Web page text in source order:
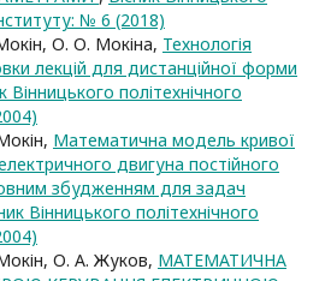
№ 6 (2018)
О. О. Мокіна, Технологія
лекцій для дистанційної форми
Вінницького політехнічного
Математична модель кривої
двигуна постійного
збудженням для задач
Вінницького політехнічного
О. А. Жуков, МАТЕМАТИЧНА